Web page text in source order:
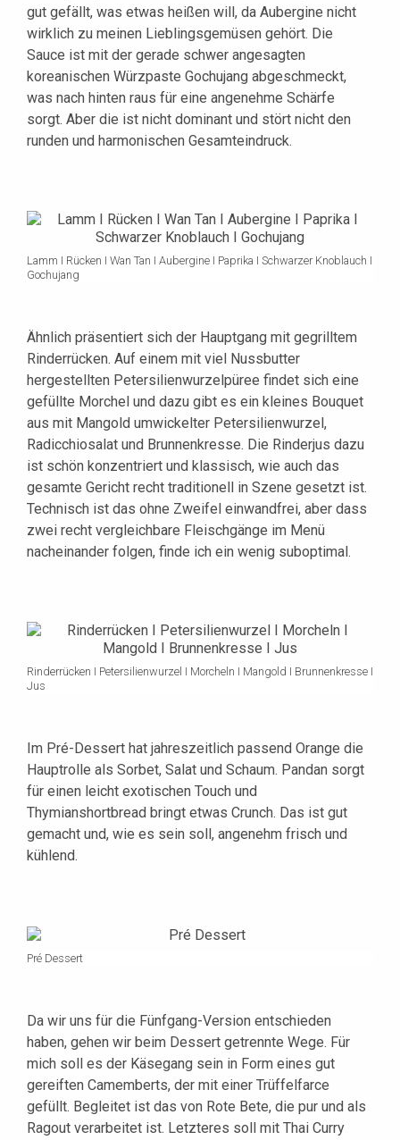
gut gefällt, was etwas heißen will, da Aubergine nicht
wirklich zu meinen Lieblingsgemüsen gehört. Die
Sauce ist mit der gerade schwer angesagten
koreanischen Würzpaste Gochujang abgeschmeckt,
was nach hinten raus für eine angenehme Schärfe
sorgt. Aber die ist nicht dominant und stört nicht den
runden und harmonischen Gesamteindruck.
Lamm I Rücken I Wan Tan I Aubergine I Paprika I Schwarzer Knoblauch I
Gochujang
Ähnlich präsentiert sich der Hauptgang mit gegrilltem
Rinderrücken. Auf einem mit viel Nussbutter
hergestellten Petersilienwurzelpüree findet sich eine
gefüllte Morchel und dazu gibt es ein kleines Bouquet
aus mit Mangold umwickelter Petersilienwurzel,
Radicchiosalat und Brunnenkresse. Die Rinderjus dazu
ist schön konzentriert und klassisch, wie auch das
gesamte Gericht recht traditionell in Szene gesetzt ist.
Technisch ist das ohne Zweifel einwandfrei, aber dass
zwei recht vergleichbare Fleischgänge im Menü
nacheinander folgen, finde ich ein wenig suboptimal.
Rinderrücken I Petersilienwurzel I Morcheln I Mangold I Brunnenkresse I
Jus
Im Pré-Dessert hat jahreszeitlich passend Orange die
Hauptrolle als Sorbet, Salat und Schaum. Pandan sorgt
für einen leicht exotischen Touch und
Thymianshortbread bringt etwas Crunch. Das ist gut
gemacht und, wie es sein soll, angenehm frisch und
kühlend.
Pré Dessert
Da wir uns für die Fünfgang-Version entschieden
haben, gehen wir beim Dessert getrennte Wege. Für
mich soll es der Käsegang sein in Form eines gut
gereiften Camemberts, der mit einer Trüffelfarce
gefüllt. Begleitet ist das von Rote Bete, die pur und als
Ragout verarbeitet ist. Letzteres soll mit Thai Curry